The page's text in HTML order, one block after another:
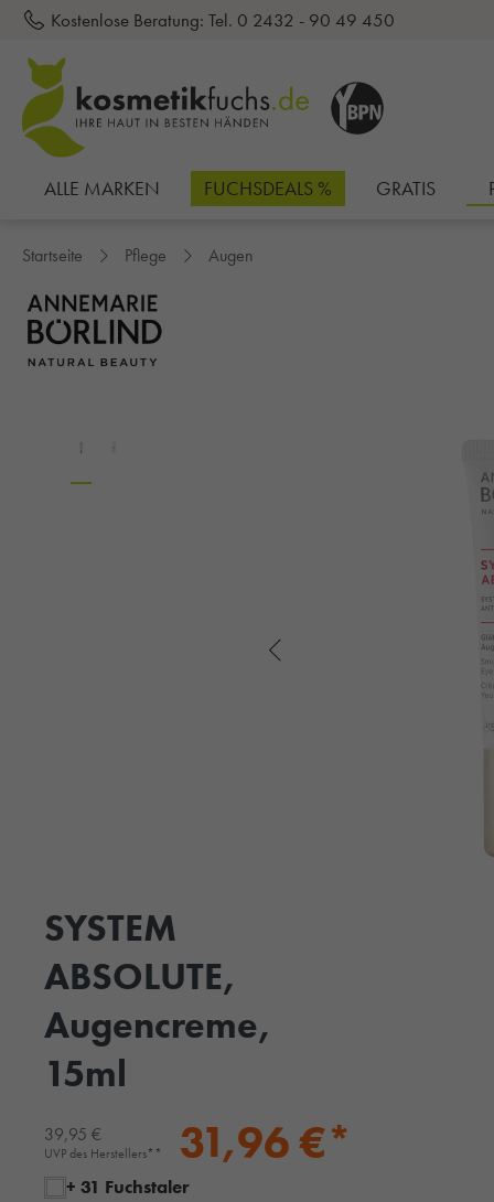
springen
Kostenlose Beratung: Tel. 0 2432 - 90 49 450
ALLE MARKEN FUCHSDEALS % GRATIS
Startseite Pflege Augen
SYSTEM
ABSOLUTE,
Augencreme,
15ml
39,95 €
UVP des Herstellers** 31,96 €*
+ 31 Fuchstaler